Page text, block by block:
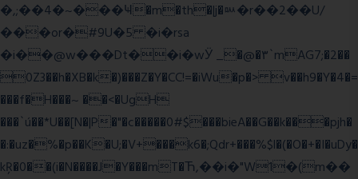
�,;��4�~���Ҹ�m�th�|j�ᇞ�r��2��U/
���or�#9U�5 �i�rsa
�i��@w���Dt��i�wӰ _�@�٣`mAG7;�2��
0Z3��h�XB�k�)���Z�Y�CC!=�iWu�p�> v��h9�Y�4�=
���f�H���~ ��<�UgH
���`ú��*U��[N�|P�"�c�����0#$���bieA��G��k���pjh�
�:�uz�%�p��K�U;�V+���k6�;Qdr+���%$l�(�O�+�I�uDy�
kŖ�0��(i�N����J�Y���mT�Ћ,��i�"W1�(m��